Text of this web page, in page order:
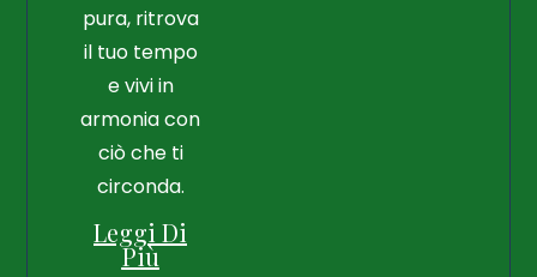
pura, ritrova
il tuo tempo
e vivi in
armonia con
ciò che ti
circonda.
Leggi Di
Più